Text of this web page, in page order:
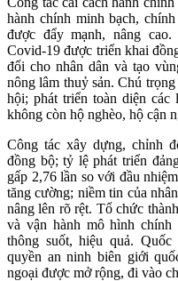
hành chính minh bạch,
được đẩy mạnh, nâng
Covid-19 được triển khai
đối cho nhân dân và tạo
nông lâm thuỷ sản. Chú
hội; phát triển toàn diện
không còn hộ nghèo, hộ cận
Công tác xây dựng, chỉnh
đồng bộ; tỷ lệ phát triển
gấp 2,76 lần so với đầu
tăng cường; niềm tin của
nâng lên rõ rệt. Tổ chức
và vận hành mô hình chính
thông suốt, hiệu quả.
quyền an ninh biên giới
ngoại được mở rộng, đi vào